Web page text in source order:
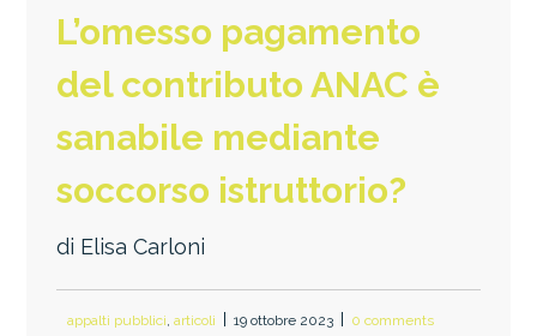
L’omesso pagamento
del contributo ANAC è
sanabile mediante
soccorso istruttorio?
di Elisa Carloni
appalti pubblici, articoli 19 ottobre 2023 0 comments